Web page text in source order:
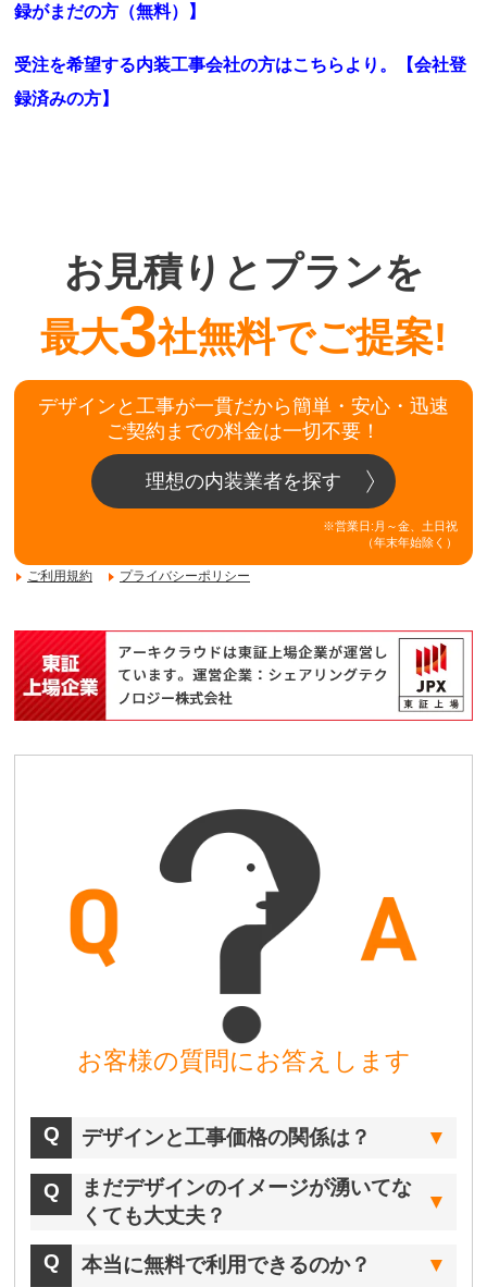
録がまだの方（無料）】
受注を希望する内装工事会社の方はこちらより。
【会社登
録済みの方】
お見積りとプランを
最大3社無料でご提案!
デザインと工事が一貫だから簡単・安心・迅速
ご契約までの料金は一切不要！
理想の内装業者を探す
※営業日:月～金、土日祝
（年末年始除く）
ご利用規約 プライバシーポリシー
お客様の質問にお答えします
デザインと工事価格の関係は？
まだデザインのイメージが湧いてな
くても大丈夫？
本当に無料で利用できるのか？